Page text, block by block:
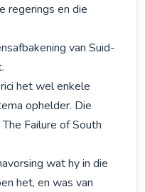
regerings en die
van Suid-
het wel enkele
ophelder. Die
Failure of South
wat hy in die
het, en was van